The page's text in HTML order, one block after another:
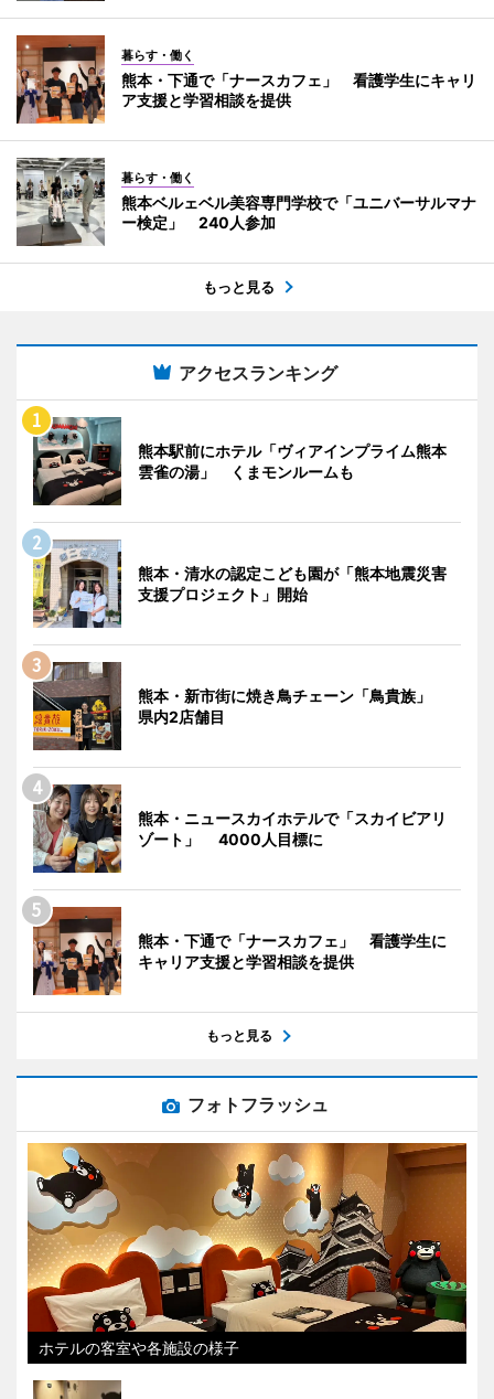
暮らす・働く
熊本・下通で「ナースカフェ」 看護学生にキャリ
ア支援と学習相談を提供
暮らす・働く
熊本ベルェベル美容専門学校で「ユニバーサルマナ
ー検定」 240人参加
もっと見る
アクセスランキング
熊本駅前にホテル「ヴィアインプライム熊本
雲雀の湯」 くまモンルームも
熊本・清水の認定こども園が「熊本地震災害
支援プロジェクト」開始
熊本・新市街に焼き鳥チェーン「鳥貴族」
県内2店舗目
熊本・ニュースカイホテルで「スカイビアリ
ゾート」 4000人目標に
熊本・下通で「ナースカフェ」 看護学生に
キャリア支援と学習相談を提供
もっと見る
フォトフラッシュ
ホテルの客室や各施設の様子